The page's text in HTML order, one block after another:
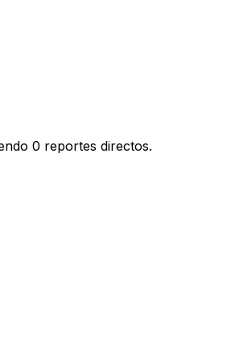
0 reportes directos.